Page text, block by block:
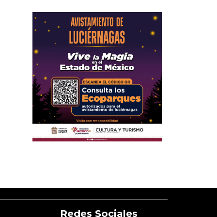
Redes Sociales